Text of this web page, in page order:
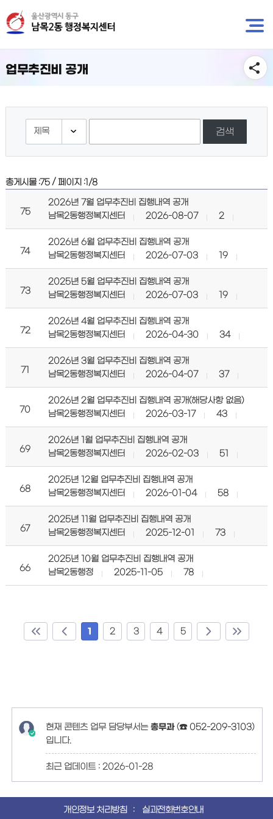
바
로
로
가
업무추진비 공개
검색
총게시물 :75/페이지 :1/8
75
2026년 7월 업무추진비 집행내역 공개
남목2동행정복지센터
2026-08-07 2
74
2026년 6월 업무추진비 집행내역 공개
남목2동행정복지센터
2026-07-03 19
73
2025년 5월 업무추진비 집행내역 공개
남목2동행정복지센터
2026-07-03 19
72
2026년 4월 업무추진비 집행내역 공개
남목2동행정복지센터
2026-04-30 34
71
2026년 3월 업무추진비 집행내역 공개
남목2동행정복지센터
2026-04-07 37
70
2026년 2월 업무추진비 집행내역 공개(해당사항 없음)
남목2동행정복지센터
2026-03-17 43
69
2026년 1월 업무추진비 집행내역 공개
남목2동행정복지센터
2026-02-03 51
68
2025년 12월 업무추진비 집행내역 공개
남목2동행정복지센터
2026-01-04 58
67
2025년 11월 업무추진비 집행내역 공개
남목2동행정복지센터
2025-12-01 73
66
2025년 10월 업무추진비 집행내역 공개
남목2동행정
2025-11-05 78
1 2 3 4 5
현재 콘텐츠 업무 담당부서는 총무과(☎ 052-209-3103)
입니다.
최근 업데이트 : 2026-01-28
개인정보 처리방침 실과전화번호안내